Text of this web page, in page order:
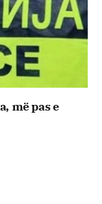
më pas e